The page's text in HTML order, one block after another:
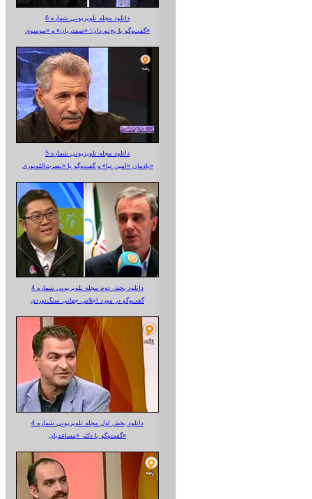
دانلود مجله تلویزیونی شماره 6
گفت‌وگو با یخ‌نوردان؛ «صفدریان» و «موسوی»
دانلود مجله تلویزیونی شماره 5
یادمان «امین نیا» و گفت‌وگو با «نصرت‌الله‌نوری»
دانلود بخش دوم مجله تلویزیونی شماره 4
گفت‌وگو در مورد اجلاس جهانی سنگ‌نوردی
دانلود بخش اول مجله تلویزیونی شماره 4
گفت‌وگو با دکتر «مساعدیان»